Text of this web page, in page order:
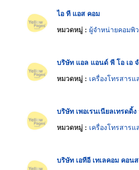
ไอ ที แอส คอม
หมวดหมู่ : ผู้จำหน่ายคอมพิวเ
บริษัท แอล แอนด์ พี โอ เอ
หมวดหมู่ : เครื่องโทรสาร
บริษัท เพอเรนเนียลเทรดดิ้ง
หมวดหมู่ : เครื่องโทรสาร
บริษัท เอทีอี เทเลคอม คอน